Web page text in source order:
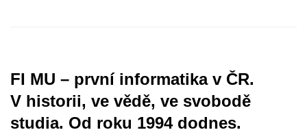
FI MU – první informatika v ČR.
V historii, ve vědě, ve svobodě
studia. Od roku 1994 dodnes.